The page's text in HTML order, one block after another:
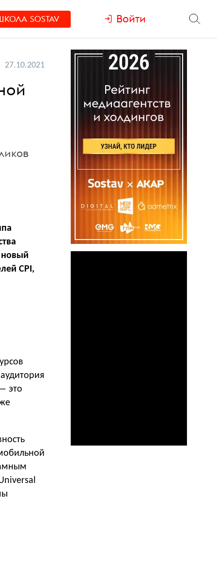
SOSTAV Войти
27.10.2021
новый
CPI,
это